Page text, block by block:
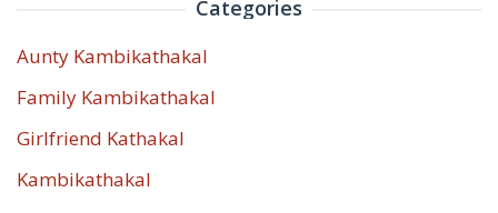
Categories
Aunty Kambikathakal
Family Kambikathakal
Girlfriend Kathakal
Kambikathakal